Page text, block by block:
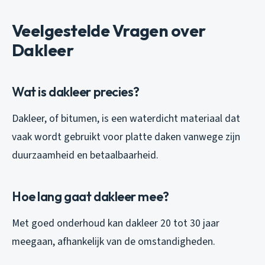
Veelgestelde Vragen over
Dakleer
Wat is dakleer precies?
Dakleer, of bitumen, is een waterdicht materiaal dat
vaak wordt gebruikt voor platte daken vanwege zijn
duurzaamheid en betaalbaarheid.
Hoe lang gaat dakleer mee?
Met goed onderhoud kan dakleer 20 tot 30 jaar
meegaan, afhankelijk van de omstandigheden.